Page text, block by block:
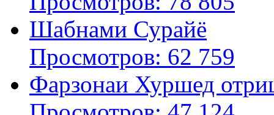
Шабнами Сурайё
Просмотров: 62 759
Фарзонаи Хуршед